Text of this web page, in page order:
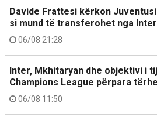
Davide Frattesi kërkon
si mund të transferohet nga
06/08 21:28
Inter, Mkhitaryan dhe objektivi i
Champions League përpara
06/08 11:50